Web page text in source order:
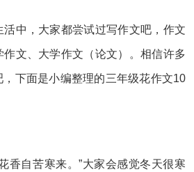
中，大家都尝试过写作文吧，作文
文、大学作文（论文）。相信许多
，下面是小编整理的三年级花作文10
香自苦寒来。”大家会感觉冬天很寒